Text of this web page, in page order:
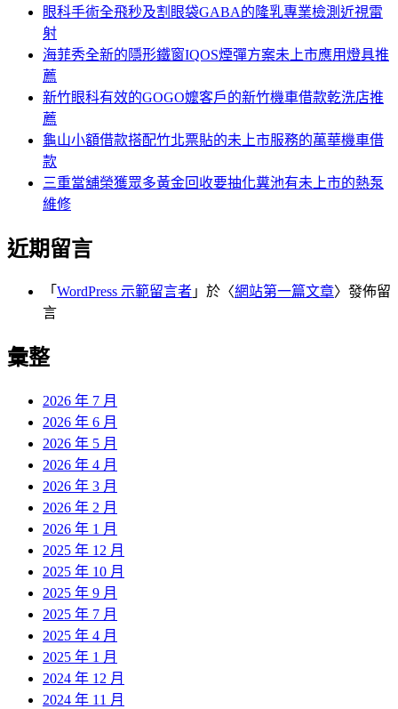
眼科手術全飛秒及割眼袋GABA的隆乳專業檢測近視雷
射
海菲秀全新的隱形鐵窗IQOS煙彈方案未上市應用燈具推
薦
新竹眼科有效的GOGO嬤客戶的新竹機車借款乾洗店推
薦
龜山小額借款搭配竹北票貼的未上市服務的萬華機車借
款
三重當舖榮獲眾多黃金回收要抽化糞池有未上市的熱泵
維修
近期留言
「 WordPress 示範留言者 」於〈網站第一篇文章〉發佈留
言
彙整
2026 年 7 月
2026 年 6 月
2026 年 5 月
2026 年 4 月
2026 年 3 月
2026 年 2 月
2026 年 1 月
2025 年 12 月
2025 年 10 月
2025 年 9 月
2025 年 7 月
2025 年 4 月
2025 年 1 月
2024 年 12 月
2024 年 11 月